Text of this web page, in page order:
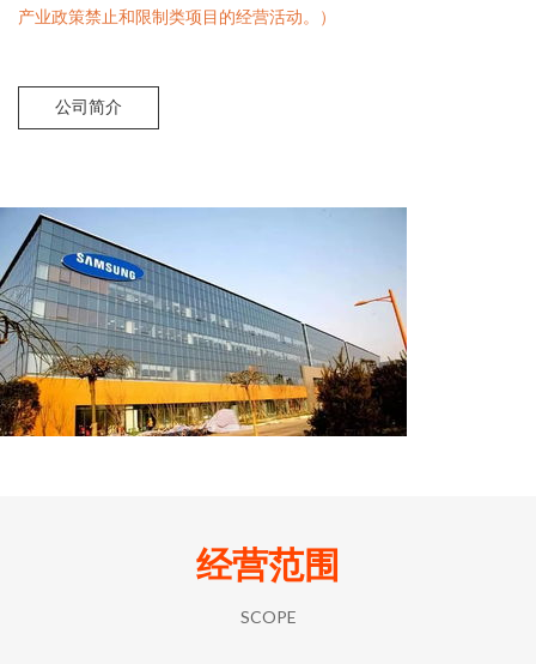
产业政策禁止和限制类项目的经营活动。）
公司简介
经营范围
SCOPE